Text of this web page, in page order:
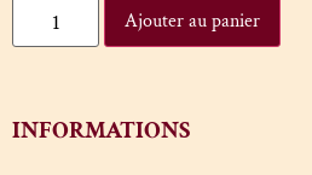
Ajouter au panier
INFORMATIONS